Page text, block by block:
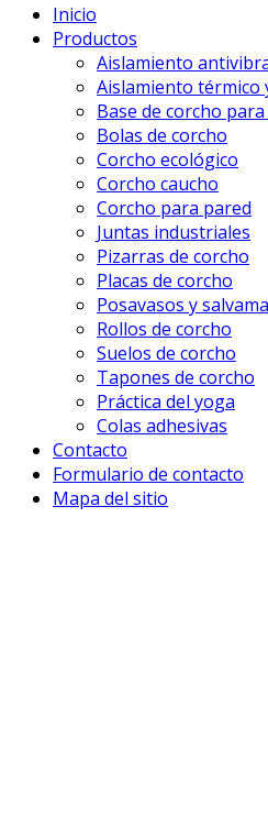
Inicio
Productos
Aislamiento
Aislamiento térmico
Base de corcho
Bolas de corcho
Corcho ecológico
Corcho caucho
Corcho para pared
Juntas industriales
Pizarras de corcho
Placas de corcho
Posavasos y
Rollos de corcho
Suelos de corcho
Tapones de corcho
Práctica del yoga
Colas adhesivas
Contacto
Formulario de contacto
Mapa del sitio